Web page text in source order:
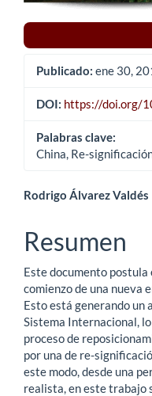
Publicado: ene 30,
DOI: https://doi.org/
Palabras clave:
China, Re-
Contenido
principal
del
artículo
Rodrigo Álvarez Valdés
Resumen
Este documento postula
comienzo de una nueva
Esto está generando un
Sistema Internacional,
proceso de
por una de re-
este modo, desde una
realista, en este trabajo